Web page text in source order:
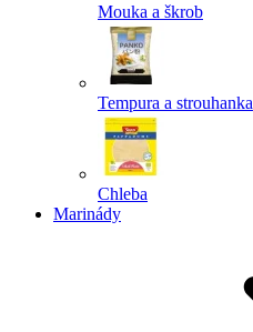
Mouka a škrob
Tempura a strouhanka
Chleba
Marinády